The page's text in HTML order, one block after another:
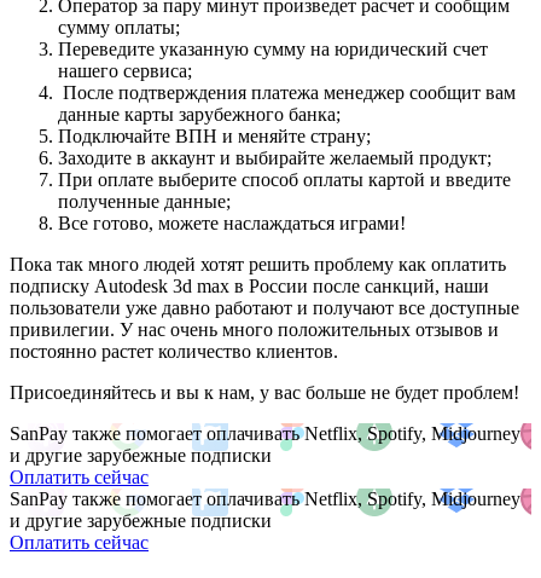
Оператор за пару минут произведет расчет и сообщим
сумму оплаты;
Переведите указанную сумму на юридический счет
нашего сервиса;
После подтверждения платежа менеджер сообщит вам
данные карты зарубежного банка;
Подключайте ВПН и меняйте страну;
Заходите в аккаунт и выбирайте желаемый продукт;
При оплате выберите способ оплаты картой и введите
полученные данные;
Все готово, можете наслаждаться играми!
Пока так много людей хотят решить проблему как оплатить
подписку Autodesk 3d max в России после санкций, наши
пользователи уже давно работают и получают все доступные
привилегии. У нас очень много положительных отзывов и
постоянно растет количество клиентов.
Присоединяйтесь и вы к нам, у вас больше не будет проблем!
SanPay также помогает оплачивать Netflix, Spotify, Midjourney
и другие зарубежные подписки
Оплатить сейчас
SanPay также помогает оплачивать Netflix, Spotify, Midjourney
и другие зарубежные подписки
Оплатить сейчас